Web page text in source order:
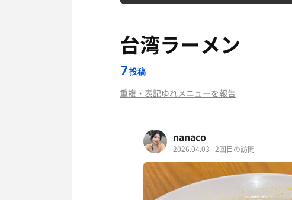
台湾ラーメン
7投稿
重複・表記ゆれメニューを報告
nanaco
2026.04.03 2回目の訪問